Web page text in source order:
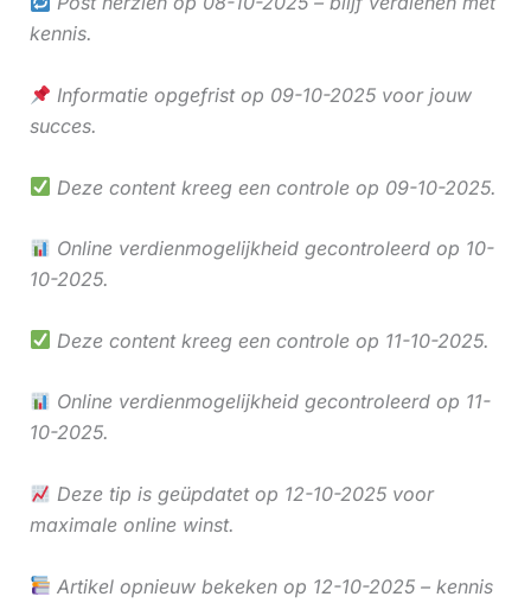
kennis.
Informatie opgefrist op 09-10-2025 voor jouw
succes.
Deze content kreeg een controle op 09-10-2025.
Online verdienmogelijkheid gecontroleerd op 10-
10-2025.
Deze content kreeg een controle op 11-10-2025.
Online verdienmogelijkheid gecontroleerd op 11-
10-2025.
Deze tip is geüpdatet op 12-10-2025 voor
maximale online winst.
Artikel opnieuw bekeken op 12-10-2025 – kennis